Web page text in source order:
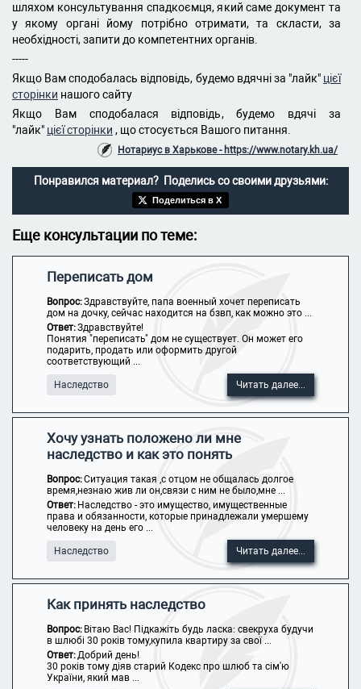
шляхом консультування спадкоємця, який саме документ та
у якому органі йому потрібно отримати, та скласти, за
необхідності, запити до компетентних органів.
-----
Якщо Вам сподобалась відповідь, будемо вдячні за "лайк" цієї
сторінки нашого сайту
Якщо Вам сподобалася відповідь, будемо вдячі за
"лайк" цієї сторінки , що стосується Вашого питання.
Нотариус в Харькове - https://www.notary.kh.ua/
Понравился материал? Поделись со своими друзьями:
Поделиться в X
Еще консультации по теме:
Переписать дом
Вопрос:Здравствуйте, папа военный хочет переписать
дом на дочку, сейчас находится на бзвп, как можно это ...
Ответ:Здравствуйте!
Понятия "переписать" дом не существует. Он может его
подарить, продать или оформить другой
соответствующий ...
Наследство Читать далее...
Хочу узнать положено ли мне
наследство и как это понять
Вопрос:Ситуация такая ,с отцом не общалась долгое
время,незнаю жив ли он,связи с ним не было,мне ...
Ответ: Наследство - это имущество, имущественные
права и обязанности, которые принадлежали умершему
человеку на день его ...
Наследство Читать далее...
Как принять наследство
Вопрос: Вітаю Вас! Підкажіть будь ласка: свекруха будучи
в шлюбі 30 років тому,купила квартиру за свої ...
Ответ:Добрий день!
30 років тому діяв старий Кодекс про шлюб та сім'ю
України, який мав ...